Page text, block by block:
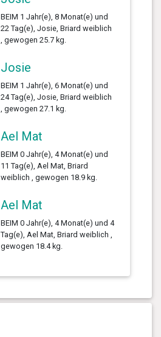
BEIM 1 Jahr(e), 8 Monat(e) und
22 Tag(e), Josie, Briard weiblich
, gewogen 25.7 kg.
Josie
BEIM 1 Jahr(e), 6 Monat(e) und
24 Tag(e), Josie, Briard weiblich
, gewogen 27.1 kg.
Ael Mat
BEIM 0 Jahr(e), 4 Monat(e) und
11 Tag(e), Ael Mat, Briard
weiblich , gewogen 18.9 kg.
Ael Mat
BEIM 0 Jahr(e), 4 Monat(e) und 4
Tag(e), Ael Mat, Briard weiblich ,
gewogen 18.4 kg.